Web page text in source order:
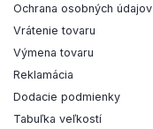
Ochrana osobných údajov
Vrátenie tovaru
Výmena tovaru
Reklamácia
Dodacie podmienky
Tabuľka veľkostí